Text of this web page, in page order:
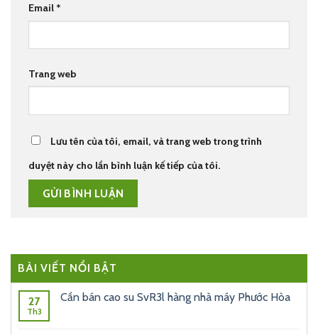
Email *
Trang web
Lưu tên của tôi, email, và trang web trong trình
duyệt này cho lần bình luận kế tiếp của tôi.
BÀI VIẾT NỔI BẬT
27
Th3
Cần bán cao su SvR3l hàng nhà máy Phước Hòa